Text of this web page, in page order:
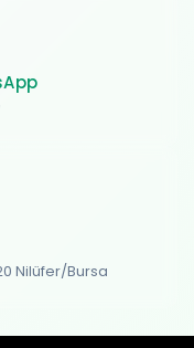
Nilüfer/Bursa